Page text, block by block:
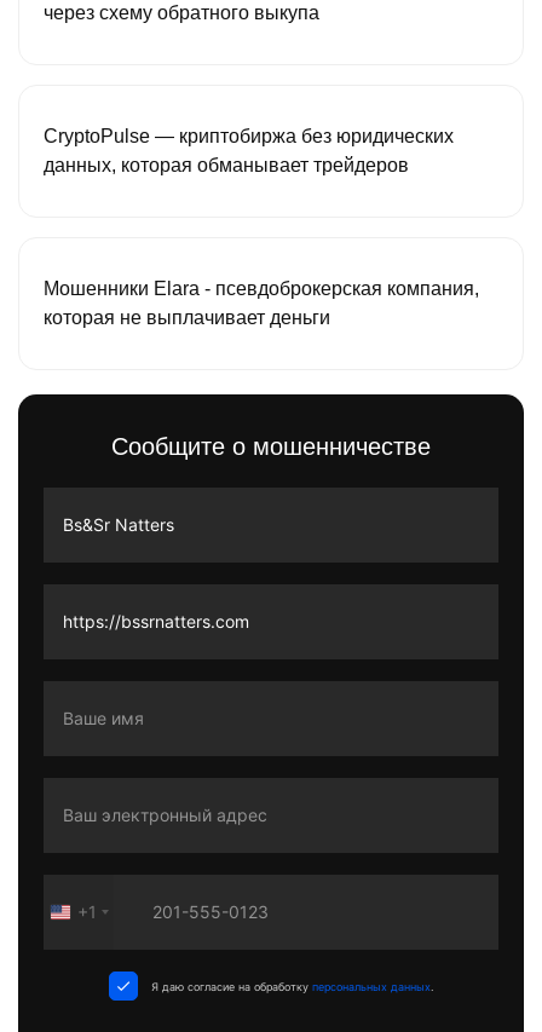
через схему обратного выкупа
CryptoPulse — криптобиржа без юридических
данных, которая обманывает трейдеров
Мошенники Elara - псевдоброкерская компания,
которая не выплачивает деньги
Сообщите о мошенничестве
United
+1
Я даю согласие на обработку персональных данных